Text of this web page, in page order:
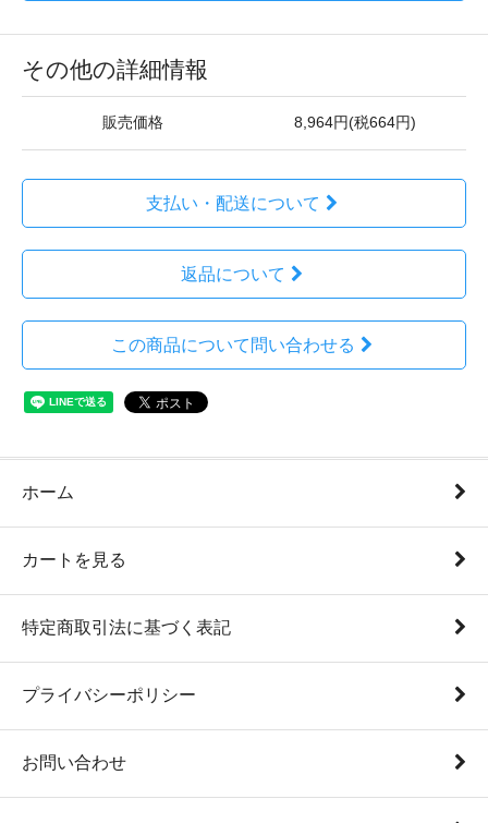
その他の詳細情報
販売価格 8,964円(税664円)
支払い・配送について
返品について
この商品について問い合わせる
ホーム
カートを見る
特定商取引法に基づく表記
プライバシーポリシー
お問い合わせ